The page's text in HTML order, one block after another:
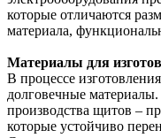
которые отличаются
материала,
Материалы для
В процессе
долговечные
производства щитов –
которые устойчиво